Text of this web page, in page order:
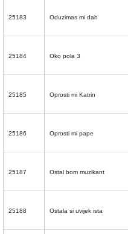
25183 Oduzimas mi dah
25184 Oko pola 3
25185 Oprosti mi Katrin
25186 Oprosti mi pape
25187 Ostal bom muzikant
25188 Ostala si uvijek ista